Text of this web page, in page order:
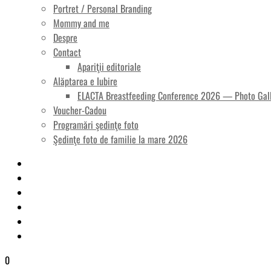
Portret / Personal Branding
Mommy and me
Despre
Contact
Apariţii editoriale
Alăptarea e Iubire
ELACTA Breastfeeding Conference 2026 — Photo
Voucher-Cadou
Programări şedinţe foto
Şedinţe foto de familie la mare 2026
0